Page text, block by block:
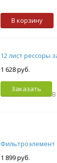
В корзину
12 лист рессоры
1 628 руб.
Заказать
В
1 899 руб.